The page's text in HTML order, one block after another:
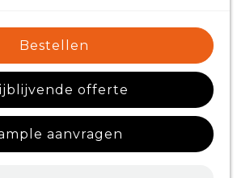
Bestellen
offerte
aanvragen